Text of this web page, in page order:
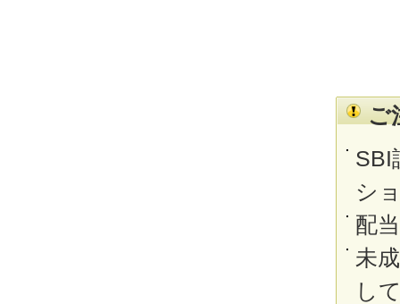
ご
SBI
シ
配
未
し